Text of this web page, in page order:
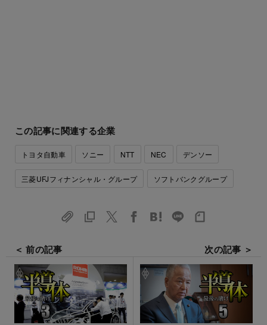
この記事に関連する企業
トヨタ自動車 ソニー NTT NEC デンソー
三菱UFJフィナンシャル・グループ ソフトバンクグループ
＜ 前の記事 次の記事 ＞